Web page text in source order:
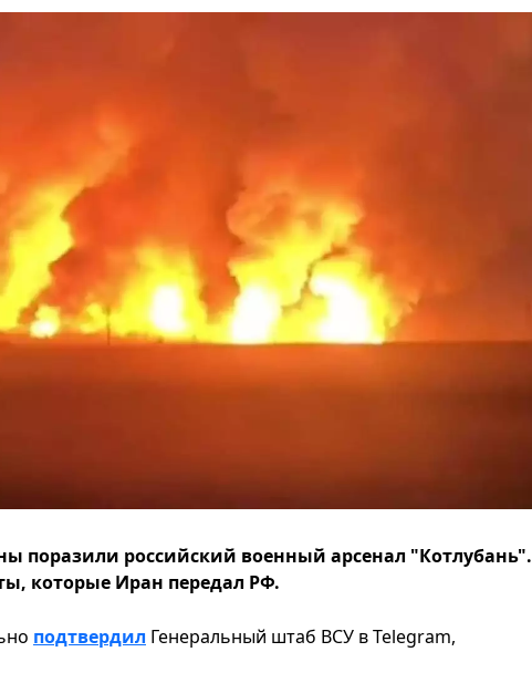
поразили российский военный арсенал "Котлубань".
которые Иран передал РФ.
подтвердил Генеральный штаб ВСУ в Telegram,